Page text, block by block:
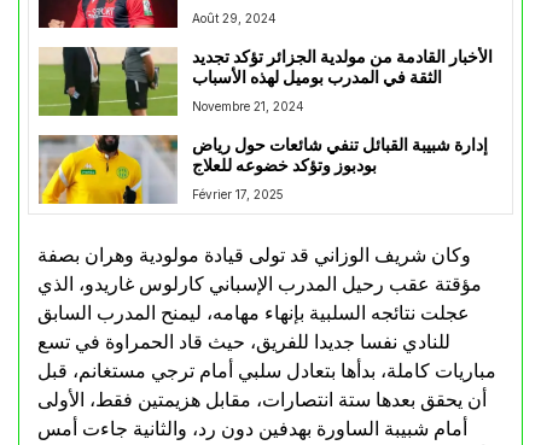
Août 29, 2024
الأخبار القادمة من مولدية الجزائر تؤكد تجديد
الثقة في المدرب بوميل لهذه الأسباب
Novembre 21, 2024
إدارة شبيبة القبائل تنفي شائعات حول رياض
بودبوز وتؤكد خضوعه للعلاج
Février 17, 2025
وكان شريف الوزاني قد تولى قيادة مولودية وهران بصفة
مؤقتة عقب رحيل المدرب الإسباني كارلوس غاريدو، الذي
عجلت نتائجه السلبية بإنهاء مهامه، ليمنح المدرب السابق
للنادي نفسا جديدا للفريق، حيث قاد الحمراوة في تسع
مباريات كاملة، بدأها بتعادل سلبي أمام ترجي مستغانم، قبل
أن يحقق بعدها ستة انتصارات، مقابل هزيمتين فقط، الأولى
أمام شبيبة الساورة بهدفين دون رد، والثانية جاءت أمس